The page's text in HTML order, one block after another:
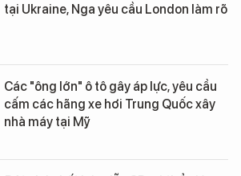
tại Ukraine, Nga yêu cầu London làm rõ
Các "ông lớn" ô tô gây áp lực, yêu cầu
cấm các hãng xe hơi Trung Quốc xây
nhà máy tại Mỹ